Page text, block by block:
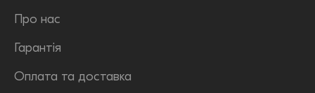
Про нас
Гарантія
Оплата та доставка